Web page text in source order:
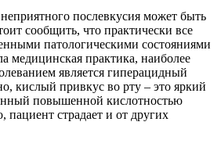
послевкусия может быть
сообщить, что практически все
патологическими состояниями
медицинская практика, наиболее
является гиперацидный
кислый привкус во рту – это яркий
повышенной кислотностью
страдает и от других